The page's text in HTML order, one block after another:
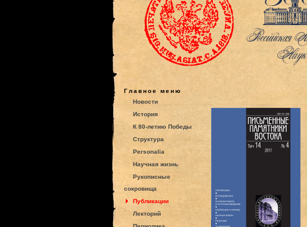
Главное меню
Новости
История
К 80-летию Победы
Структура
Personalia
Научная жизнь
Рукописные
сокровища
Публикации
Лекторий